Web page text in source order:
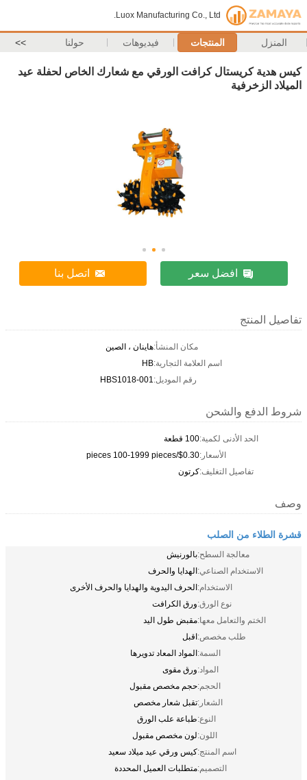
Luox Manufacturing Co., Ltd.
المنزل المنتجات فيديوهات حولنا >>
كيس هدية كريستال كرافت الورقي مع شعارك الخاص لحفلة عيد
الميلاد الزخرفية
افضل سعر اتصل بنا
تفاصيل المنتج
مكان المنشأ:هاينان ، الصين
اسم العلامة التجارية:HB
رقم الموديل:HBS1018-001
شروط الدفع والشحن
الحد الأدنى لكمية:100 قطعة
الأسعار:$0.30/pieces 100-1999 pieces
تفاصيل التغليف:كرتون
وصف
قشرة الطلاء من الصلب
معالجة السطح:بالورنيش
الاستخدام الصناعي:الهدايا والحرف
الاستخدام:الحرف اليدوية والهدايا والحرف الأخرى
نوع الورق:ورق الكرافت
الختم والتعامل معها:مقبض طول اليد
طلب مخصص:اقبل
السمة:المواد المعاد تدويرها
المواد:ورق مقوى
الحجم:حجم مخصص مقبول
الشعار:تقبل شعار مخصص
النوع:طباعة علب الورق
اللون:لون مخصص مقبول
اسم المنتج:كيس ورقي عيد ميلاد سعيد
التصميم:متطلبات العميل المحددة